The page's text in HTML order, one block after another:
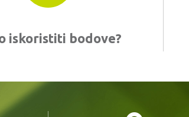
iskoristiti bodove?